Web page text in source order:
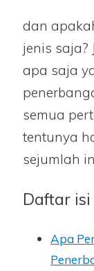
dan
jenis saja?
apa saja
semua
tentunya
sejumlah
Daftar isi
Apa